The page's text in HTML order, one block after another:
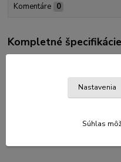
Komentáre 0
Kompletné špecifikácie
Plne kompatibilný, veľmi
ukazovateľom stavu
akumulátorový stroj STIHL a
výkonnostných triedach.
Nastavenia
Súhlas